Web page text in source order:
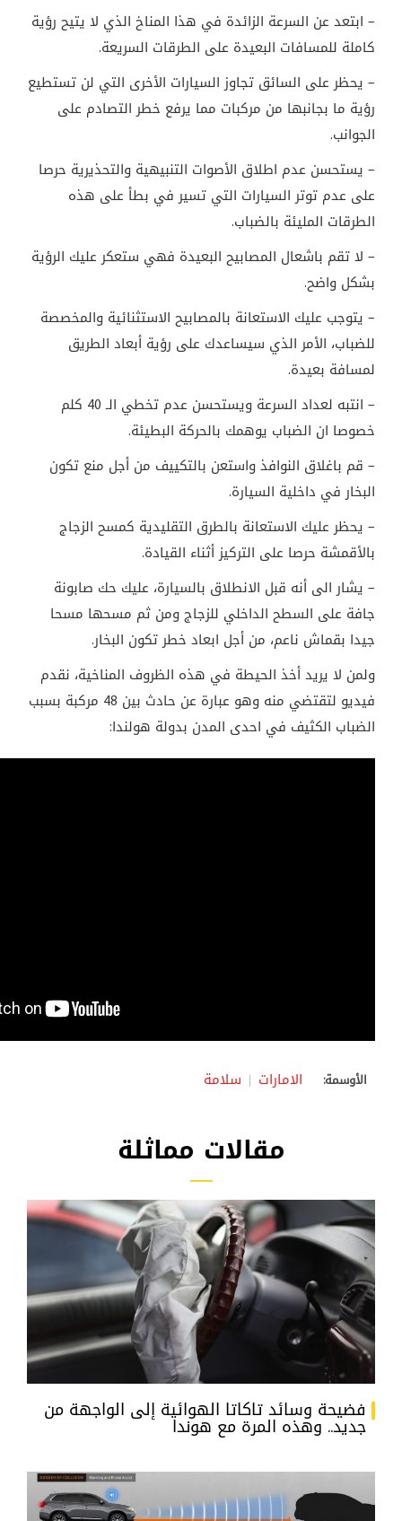
– ابتعد عن السرعة الزائدة في هذا المناخ الذي لا يتيح رؤية
كاملة للمسافات البعيدة على الطرقات السريعة.
– يحظر على السائق تجاوز السيارات الأخرى التي لن تستطيع
رؤية ما بجانبها من مركبات مما يرفع خطر التصادم على
الجوانب.
– يستحسن عدم اطلاق الأصوات التنبيهية والتحذيرية حرصا
على عدم توتر السيارات التي تسير في بطأ على هذه
الطرقات المليئة بالضباب.
– لا تقم باشعال المصابيح البعيدة فهي ستعكر عليك الرؤية
بشكل واضح.
– يتوجب عليك الاستعانة بالمصابيح الاستثنائية والمخصصة
للضباب، الأمر الذي سيساعدك على رؤية أبعاد الطريق
لمسافة بعيدة.
– انتبه لعداد السرعة ويستحسن عدم تخطي الـ 40 كلم
خصوصا ان الضباب يوهمك بالحركة البطيئة.
– قم باغلاق النوافذ واستعن بالتكييف من أجل منع تكون
البخار في داخلية السيارة.
– يحظر عليك الاستعانة بالطرق التقليدية كمسح الزجاج
بالأقمشة حرصا على التركيز أثناء القيادة.
– يشار الى أنه قبل الانطلاق بالسيارة، عليك حك صابونة
جافة على السطح الداخلي للزجاج ومن ثم مسحها مسحا
جيدا بقماش ناعم، من أجل ابعاد خطر تكون البخار.
ولمن لا يريد أخذ الحيطة في هذه الظروف المناخية، نقدم
فيديو لتقتضي منه وهو عبارة عن حادث بين 48 مركبة بسبب
الضباب الكثيف في احدى المدن بدولة هولندا:
الأوسمة: الامارات سلامة
مقالات مماثلة
فضيحة وسائد تاكاتا الهوائية إلى الواجهة من
جديد.. وهذه المرة مع هوندا